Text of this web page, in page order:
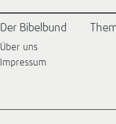
Der Bibelbund
Über uns
Impressum